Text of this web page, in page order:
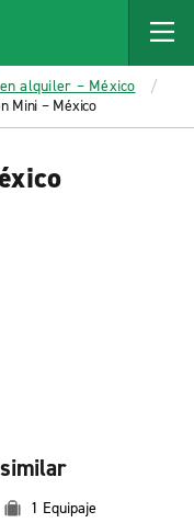
alquiler – México
Mini – México
1 Equipaje